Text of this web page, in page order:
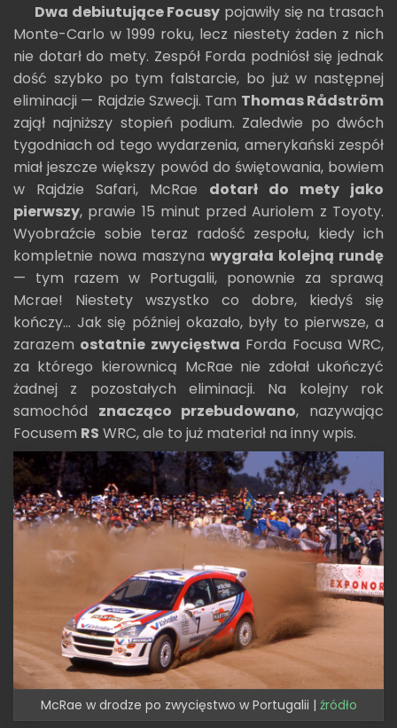
Dwa debiutujące Focusy pojawiły się na trasach
Monte-Carlo w 1999 roku, lecz niestety żaden z nich
nie dotarł do mety. Zespół Forda podniósł się jednak
dość szybko po tym falstarcie, bo już w następnej
eliminacji — Rajdzie Szwecji. Tam Thomas Rådström
zajął najniższy stopień podium. Zaledwie po dwóch
tygodniach od tego wydarzenia, amerykański zespół
miał jeszcze większy powód do świętowania, bowiem
w Rajdzie Safari, McRae dotarł do mety jako
pierwszy, prawie 15 minut przed Auriolem z Toyoty.
Wyobraźcie sobie teraz radość zespołu, kiedy ich
kompletnie nowa maszyna wygrała kolejną rundę
— tym razem w Portugalii, ponownie za sprawą
Mcrae! Niestety wszystko co dobre, kiedyś się
kończy... Jak się później okazało, były to pierwsze, a
zarazem ostatnie zwycięstwa Forda Focusa WRC,
za którego kierownicą McRae nie zdołał ukończyć
żadnej z pozostałych eliminacji. Na kolejny rok
samochód znacząco przebudowano, nazywając
Focusem RS WRC, ale to już materiał na inny wpis.
McRae w drodze po zwycięstwo w Portugalii | źródło